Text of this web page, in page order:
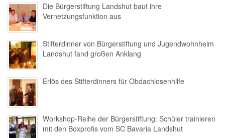
Die Bürgerstiftung Landshut baut ihre
Vernetzungsfunktion aus
Stifterdinner von Bürgerstiftung und Jugendwohnheim
Landshut fand großen Anklang
Erlös des Stifterdinners für Obdachlosenhilfe
Workshop-Reihe der Bürgerstiftung: Schüler trainieren
mit den Boxprofis vom SC Bavaria Landshut